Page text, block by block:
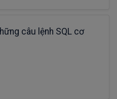
câu lệnh SQL cơ